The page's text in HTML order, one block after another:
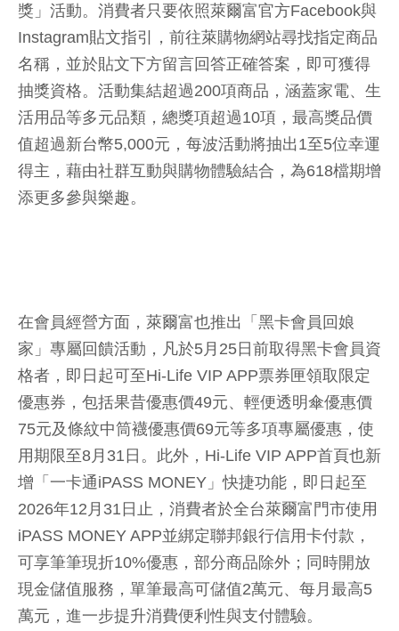
獎」活動。消費者只要依照萊爾富官方Facebook與
Instagram貼文指引，前往萊購物網站尋找指定商品
名稱，並於貼文下方留言回答正確答案，即可獲得
抽獎資格。活動集結超過200項商品，涵蓋家電、生
活用品等多元品類，總獎項超過10項，最高獎品價
值超過新台幣5,000元，每波活動將抽出1至5位幸運
得主，藉由社群互動與購物體驗結合，為618檔期增
添更多參與樂趣。
在會員經營方面，萊爾富也推出「黑卡會員回娘
家」專屬回饋活動，凡於5月25日前取得黑卡會員資
格者，即日起可至Hi-Life VIP APP票券匣領取限定
優惠券，包括果昔優惠價49元、輕便透明傘優惠價
75元及條紋中筒襪優惠價69元等多項專屬優惠，使
用期限至8月31日。此外，Hi-Life VIP APP首頁也新
增「一卡通iPASS MONEY」快捷功能，即日起至
2026年12月31日止，消費者於全台萊爾富門市使用
iPASS MONEY APP並綁定聯邦銀行信用卡付款，
可享筆筆現折10%優惠，部分商品除外；同時開放
現金儲值服務，單筆最高可儲值2萬元、每月最高5
萬元，進一步提升消費便利性與支付體驗。